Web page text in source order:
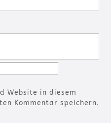
Website in diesem
Kommentar speichern.